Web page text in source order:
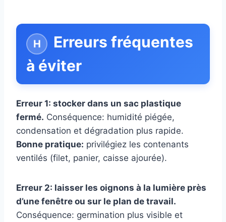
Erreurs fréquentes
à éviter
Erreur 1: stocker dans un sac plastique
fermé. Conséquence: humidité piégée,
condensation et dégradation plus rapide.
Bonne pratique: privilégiez les contenants
ventilés (filet, panier, caisse ajourée).
Erreur 2: laisser les oignons à la lumière près
d’une fenêtre ou sur le plan de travail.
Conséquence: germination plus visible et